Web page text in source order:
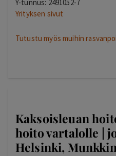
Y-tunnus: 2491052-7
Yrityksen sivut
Tutustu myös muihin
Kaksoisleuan
hoito vartalolle |
Helsinki,